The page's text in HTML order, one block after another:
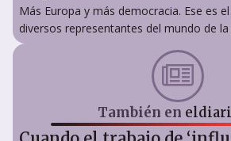
Más Europa y más democracia. Ese es
diversos representantes del mundo de la
También en